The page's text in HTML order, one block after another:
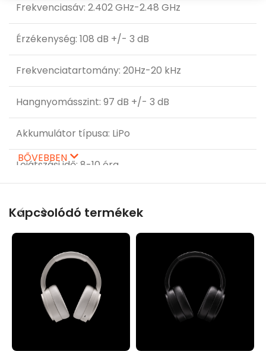
Frekvenciasáv: 2.402 GHz-2.48 GHz
Érzékenység: 108 dB +/- 3 dB
Frekvenciatartomány: 20Hz-20 kHz
Hangnyomásszint: 97 dB +/- 3 dB
Akkumulátor típusa: LiPo
Lejátszási idő: 8-10 óra
Hangszórók: Φ2 x 40 mm
Impedencia: 32Ω
BŐVEBBEN
Kapcsolódó termékek